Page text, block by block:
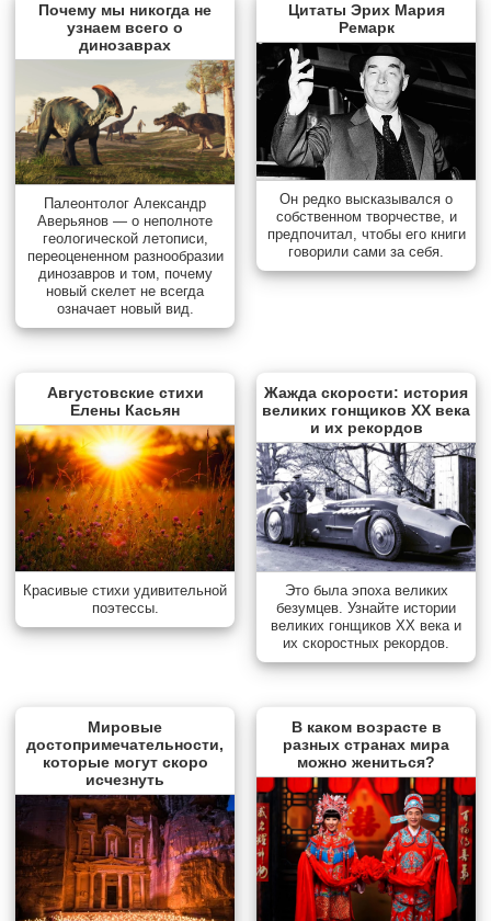
Почему мы никогда не
узнаем всего о
динозаврах
Палеонтолог Александр
Аверьянов — о неполноте
геологической летописи,
переоцененном разнообразии
динозавров и том, почему
новый скелет не всегда
означает новый вид.
Цитаты Эрих Мария
Ремарк
Он редко высказывался о
собственном творчестве, и
предпочитал, чтобы его книги
говорили сами за себя.
Августовские стихи
Елены Касьян
Красивые стихи удивительной
поэтессы.
Жажда скорости: история
великих гонщиков XX века
и их рекордов
Это была эпоха великих
безумцев. Узнайте истории
великих гонщиков XX века и
их скоростных рекордов.
Мировые
достопримечательности,
которые могут скоро
исчезнуть
В каком возрасте в
разных странах мира
можно жениться?